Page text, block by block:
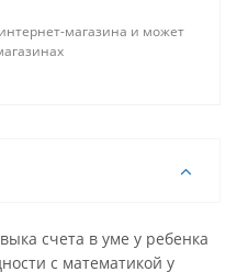
магазина и может
счета в уме у ребенка
с математикой у